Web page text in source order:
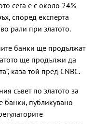
сега е с около 24%
според експерта
рали при златото.
банки ще продължат
ще продължи да
каза той пред CNBC.
съвет по златото за
банки, публикувано